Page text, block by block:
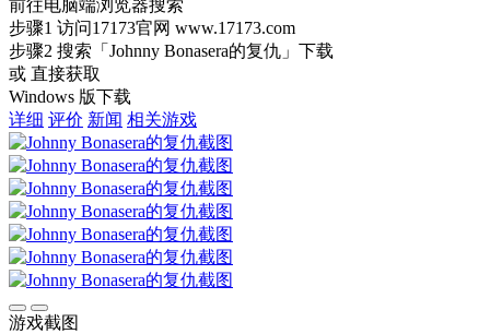
前往电脑端浏览器搜索
步骤1 访问17173官网 www.17173.com
步骤2 搜索 「Johnny Bonasera的复仇」 下载
或 直接获取
Windows 版下载
详细 评价 新闻 相关游戏
游戏截图